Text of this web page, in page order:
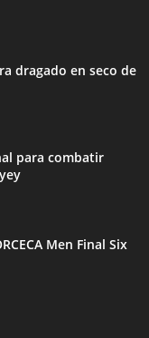
dragado en seco de
para combatir
Men Final Six